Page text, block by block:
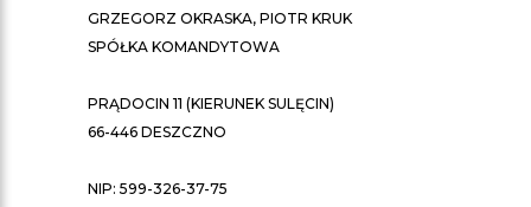
GRZEGORZ OKRASKA, PIOTR KRUK
SPÓŁKA KOMANDYTOWA
PRĄDOCIN 11 (KIERUNEK SULĘCIN)
66-446 DESZCZNO
NIP: 599-326-37-75